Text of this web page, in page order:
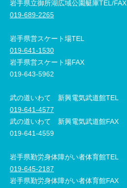
岩手県立御所湖広域公園艇庫TEL/FAX
019-689-2265
岩手県営スケート場TEL
019-641-1530
岩手県営スケート場FAX
019-643-5962
武の道いわて 新興電気武道館TEL
019-641-4577
武の道いわて 新興電気武道館FAX
019-641-4559
岩手県勤労身体障がい者体育館TEL
019-645-2187
岩手県勤労身体障がい者体育館FAX